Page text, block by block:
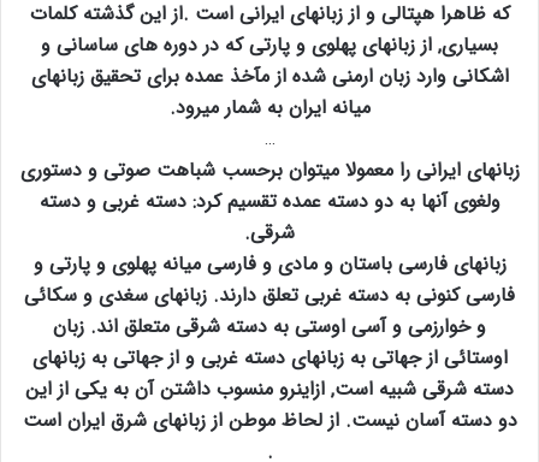
که ظاهرا هپتالی و از زبانهای ایرانی است .از این گذشته کلمات
بسیاری‚ از زبانهای پهلوی و پارتی که در دوره های ساسانی و
اشکانی وارد زبان ارمنی شده از مآخذ عمده برای تحقیق زبانهای
میانه ایران به شمار میرود.
…
زبانهای ایرانی را معمولا میتوان برحسب شباهت صوتی و دستوری
ولغوی آنها به دو دسته عمده تقسیم کرد: دسته غربی و دسته
شرقی.
زبانهای فارسی باستان و مادی و فارسی میانه پهلوی و پارتی و
فارسی کنونی به دسته غربی تعلق دارند. زبانهای سغدی و سکائی
و خوارزمی و آسی اوستی به دسته شرقی متعلق اند. زبان
اوستائی از جهاتی به زبانهای دسته غربی و از جهاتی به زبانهای
دسته شرقی شبیه است‚ ازاینرو منسوب داشتن آن به یکی از این
دو دسته آسان نیست. از لحاظ موطن از زبانهای شرق ایران است
.